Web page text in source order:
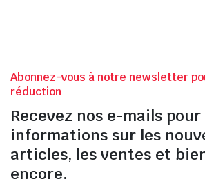
Abonnez-vous à notre newsletter
réduction
Recevez nos e-mails
informations sur les
articles, les ventes et
encore.